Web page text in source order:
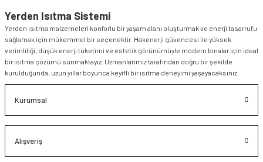
Yerden Isıtma Sistemi
Yerden ısıtma malzemeleri konforlu bir yaşam alanı oluşturmak ve enerji tasarrufu
sağlamak için mükemmel bir seçenektir. Hakenerji güvencesi ile yüksek
verimliliği, düşük enerji tüketimi ve estetik görünümüyle modern binalar için ideal
bir ısıtma çözümü sunmaktayız. Uzmanlarımız tarafından doğru bir şekilde
kurulduğunda, uzun yıllar boyunca keyifli bir ısıtma deneyimi yaşayacaksınız.
Kurumsal
Alışveriş